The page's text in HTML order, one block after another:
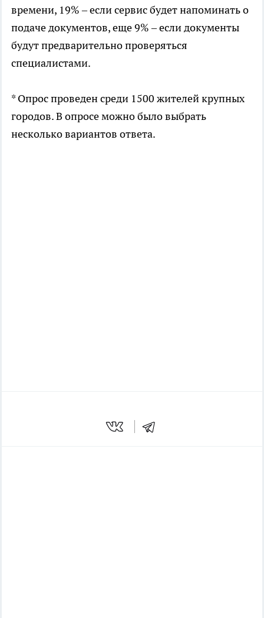
времени, 19% – если сервис будет напоминать о
подаче документов, еще 9% – если документы
будут предварительно проверяться
специалистами.
* Опрос проведен среди 1500 жителей крупных
городов. В опросе можно было выбрать
несколько вариантов ответа.